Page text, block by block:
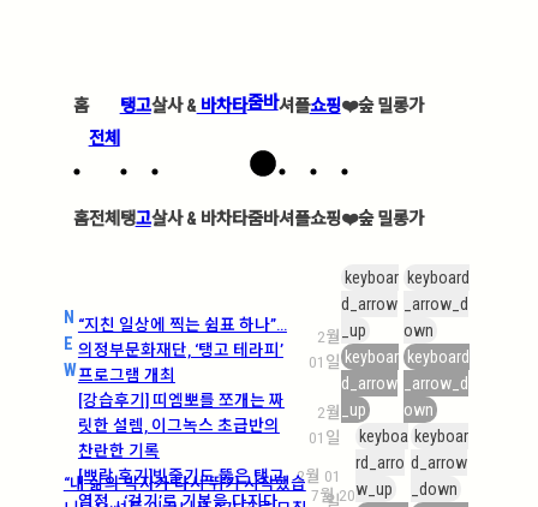
홈
홈
전체
전체
탱고
탱고
살사 &바차타
살사 &바차타
줌바
줌바
셔플
셔플
쇼핑
쇼핑
❤️숲 밀롱가
❤️숲 밀롱가
N
E
W
“지친 일상에 찍는 쉼표 하나”…
의정부문화재단, ‘탱고 테라피’
프로그램 개최
2월
01일
[강습후기] 띠엠뽀를 쪼개는 짜
릿한 설렘, 이그녹스 초급반의
찬란한 기록
2월
01일
[쁘락 후기]빗줄기도 뚫은 탱고
열정… ‘걷기’로 기본을 다지다
2월 01
일
keyboar
d_arrow
_up
keyboar
d_arrow
_up
keyboard
_arrow_d
own
keyboard
_arrow_d
own
“내 삶의 박자가 다시 뛰기 시작했습
7월 20
keyboa
rd_arro
w_up
keyboar
d_arrow
_down